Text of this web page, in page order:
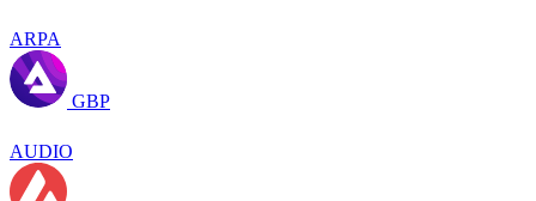
ARPA
GBP
AUDIO